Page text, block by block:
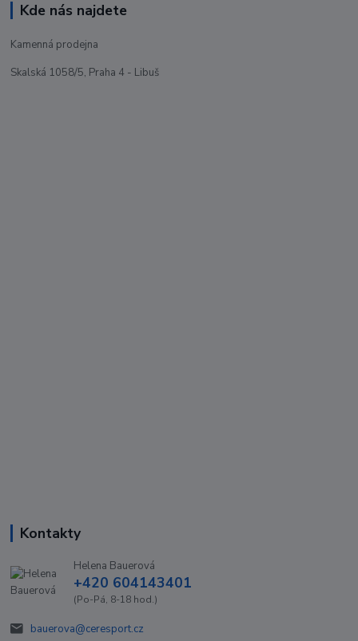
Kde nás najdete
Kamenná prodejna
Skalská 1058/5, Praha 4 - Libuš
Kontakty
Helena Bauerová
+420 604143401
(Po-Pá, 8-18 hod.)
bauerova@ceresport.cz